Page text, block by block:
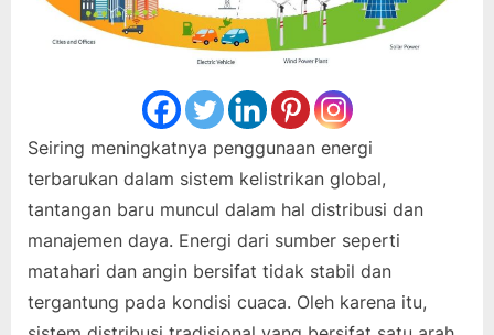
Seiring meningkatnya penggunaan energi
terbarukan dalam sistem kelistrikan global,
tantangan baru muncul dalam hal distribusi dan
manajemen daya. Energi dari sumber seperti
matahari dan angin bersifat tidak stabil dan
tergantung pada kondisi cuaca. Oleh karena itu,